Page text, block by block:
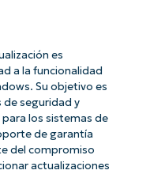
es
a la funcionalidad
Su objetivo es
de seguridad y
los sistemas de
de garantía
del compromiso
actualizaciones